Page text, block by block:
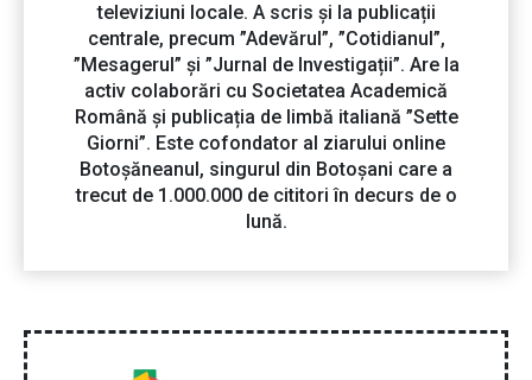
televiziuni locale. A scris și la publicații
centrale, precum ”Adevărul”, ”Cotidianul”,
”Mesagerul” și ”Jurnal de Investigații”. Are la
activ colaborări cu Societatea Academică
Română și publicația de limbă italiană ”Sette
Giorni”. Este cofondator al ziarului online
Botoșăneanul, singurul din Botoșani care a
trecut de 1.000.000 de cititori în decurs de o
lună.